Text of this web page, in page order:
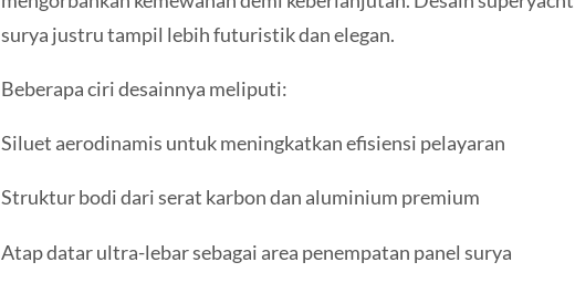
surya justru tampil lebih futuristik dan elegan.
Beberapa ciri desainnya meliputi:
Siluet aerodinamis untuk meningkatkan efisiensi pelayaran
Struktur bodi dari serat karbon dan aluminium premium
Atap datar ultra-lebar sebagai area penempatan panel surya